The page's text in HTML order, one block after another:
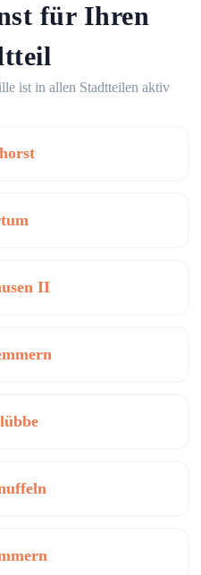
für Ihren
ist in allen Stadtteilen aktiv
II